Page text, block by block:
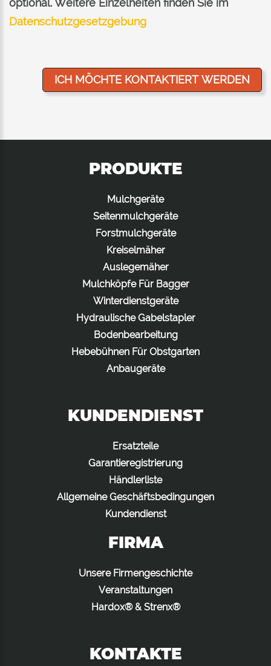
optional. Weitere Einzelheiten finden Sie im
Datenschutzgesetzgebung
PRODUKTE
Mulchgeräte
Seitenmulchgeräte
Forstmulchgeräte
Kreiselmäher
Auslegemäher
Mulchköpfe Für Bagger
Winterdienstgeräte
Hydraulische Gabelstapler
Bodenbearbeitung
Hebebühnen Für Obstgarten
Anbaugeräte
KUNDENDIENST
Ersatzteile
Garantieregistrierung
Händlerliste
Allgemeine Geschäftsbedingungen
Kundendienst
FIRMA
Unsere Firmengeschichte
Veranstaltungen
Hardox® & Strenx®
KONTAKTE